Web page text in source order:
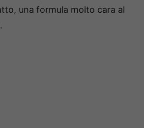
una formula molto cara al